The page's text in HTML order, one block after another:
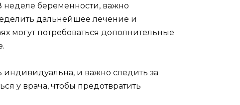
беременности, важно
дальнейшее лечение и
могут потребоваться дополнительные
индивидуальна, и важно следить за
у врача, чтобы предотвратить